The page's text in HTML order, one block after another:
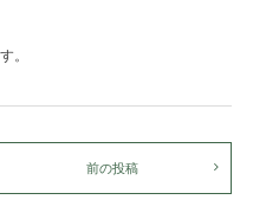
。
前の投稿